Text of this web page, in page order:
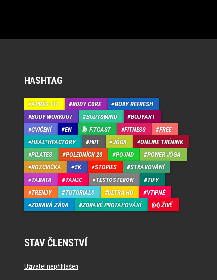
HASHTAG
APRÉS-FIT BODY CORE
BODY REFRESH
BODY WORKOUT
BODY&MIND
BODYART
CVIČENÍ
EN FITCAST FITNESS
FREE
HEALTHFACTORY
HIIT JÓGA
ONLINE TRÉNINK
PILATES
POLEDNÍCH 20 POUND
POWER JÓGA
ROZCVIČKA
SK STORIES
STRAVOVÁNÍ
TABATA
TANEC TESTOSTERON
TIPY
TRENDY
TUTORIALS ULTRA HD
VTIPNÉ
ZDRAVÁ ZÁDA
ZDRAVÉ PROTAHOVÁNÍ ŽIVĚ
STAV ČLENSTVÍ
Uživatel nepřihlášen